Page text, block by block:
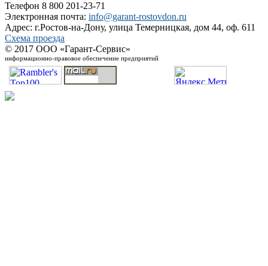
Телефон 8 800 201-23-71
Электронная почта: info@garant-rostovdon.ru
Адрес: г.Ростов-на-Дону, улица Темерницкая, дом 44, оф. 611
Схема проезда
© 2017 ООО «Гарант-Сервис»
информационно-правовое обеспечение предприятий